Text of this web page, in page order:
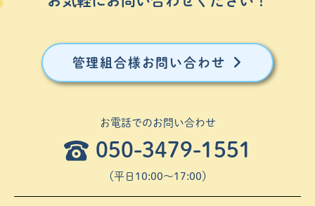
管理組合様お問い合わせ
お電話でのお問い合わせ
050-3479-1551
（平⽇10:00〜17:00）